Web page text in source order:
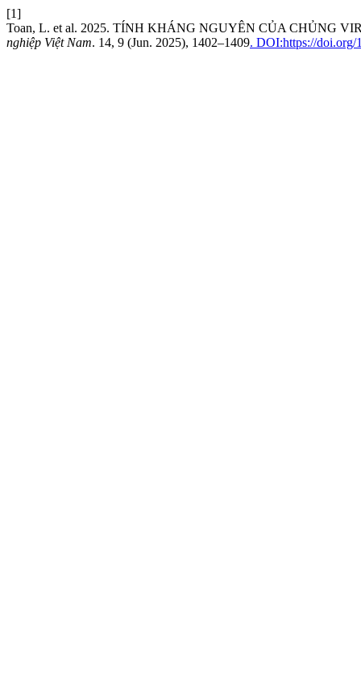
[1]
Toan, L. et al. 2025. TÍNH KHÁNG NGUYÊN CỦA CHỦNG
nghiệp Việt Nam. 14, 9 (Jun. 2025), 1402–1409. DOI:https://doi.org/